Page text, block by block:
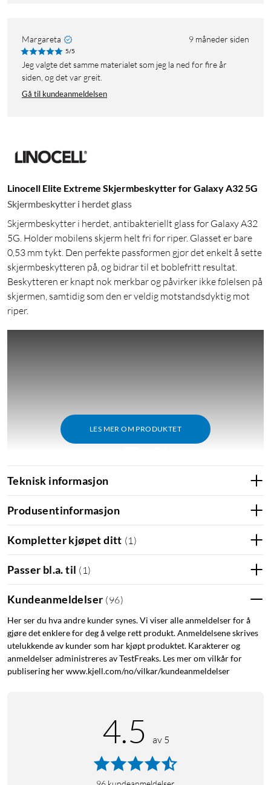
Margareta 9 måneder siden
5/5
Jeg valgte det samme materialet som jeg la ned for fire år
siden, og det var greit.
Gå til kundeanmeldelsen
Linocell Elite Extreme Skjermbeskytter for Galaxy A32 5G
Skjermbeskytter i herdet glass
Skjermbeskytter i herdet, antibakteriellt glass for Galaxy A32
5G. Holder mobilens skjerm helt fri for riper. Glasset er bare
0,53 mm tykt. Den perfekte passformen gjør det enkelt å sette
skjermbeskytteren på, og bidrar til et boblefritt resultat.
Beskytteren er knapt nok merkbar og påvirker ikke følelsen på
skjermen, samtidig som den er veldig motstandsdyktig mot
riper.
LES MER OM PRODUKTET
Teknisk informasjon
Produsentinformasjon
Kompletter kjøpet ditt (1 )
Passer bl.a. til ( 1 )
Kundeanmeldelser (96)
Her ser du hva andre kunder synes. Vi viser alle anmeldelser for å
gjøre det enklere for deg å velge rett produkt. Anmeldelsene skrives
utelukkende av kunder som har kjøpt produktet. Karakterer og
anmeldelser administreres av TestFreaks. Les mer om vilkår for
publisering her www.kjell.com/no/vilkar/kundeanmeldelser
4.5 av 5